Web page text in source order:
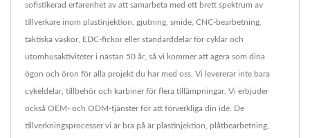
sofistikerad erfarenhet av att samarbeta med ett brett spektrum av
tillverkare inom plastinjektion, gjutning, smide, CNC-bearbetning,
taktiska väskor, EDC-fickor eller standarddelar för cyklar och
utomhusaktiviteter i nästan 50 år, så vi kommer att agera som dina
ögon och öron för alla projekt du har med oss. Vi levererar inte bara
cykeldelar, tillbehör och karbiner för flera tillämpningar. Vi erbjuder
också OEM- och ODM-tjänster för att förverkliga din idé. De
tillverkningsprocesser vi är bra på är plastinjektion, plåtbearbetning,